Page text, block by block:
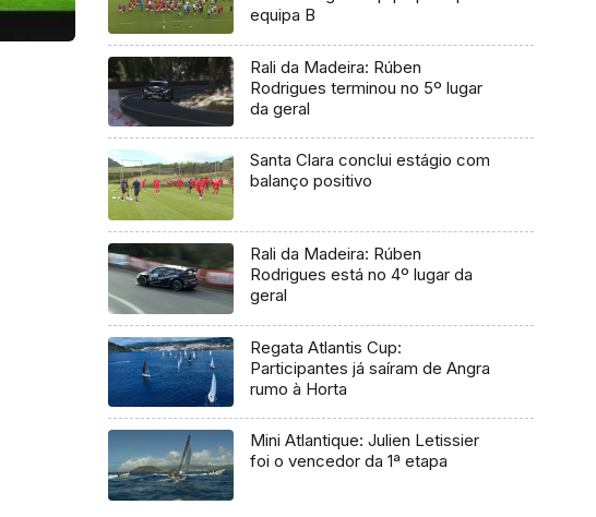
equipa B
Rali da Madeira: Rúben
Rodrigues terminou no 5º lugar
da geral
Santa Clara conclui estágio com
balanço positivo
Rali da Madeira: Rúben
Rodrigues está no 4º lugar da
geral
Regata Atlantis Cup:
Participantes já saíram de Angra
rumo à Horta
Mini Atlantique: Julien Letissier
foi o vencedor da 1ª etapa